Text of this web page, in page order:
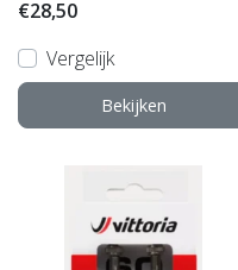
€28,50
Vergelijk
Bekijken